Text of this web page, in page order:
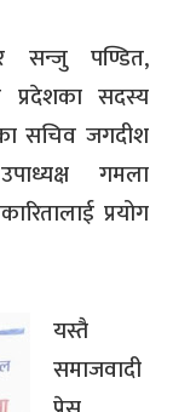
सन्जु पण्डित,
प्रदेशका सदस्य
सचिव जगदीश
गमला
प्रयोग
यस्तै
समाजवादी